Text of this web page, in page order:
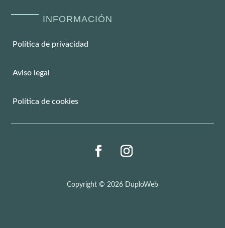
INFORMACIÓN
Política de privacidad
Aviso legal
Política de cookies
Copyright © 2026 DuploWeb